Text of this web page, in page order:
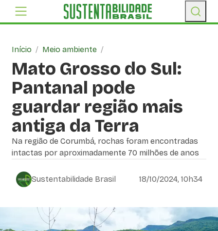
Início / Meio ambiente /
Mato Grosso do Sul:
Pantanal pode
guardar região mais
antiga da Terra
Na região de Corumbá, rochas foram encontradas
intactas por aproximadamente 70 milhões de anos
Sustentabilidade Brasil 18/10/2024, 10h34